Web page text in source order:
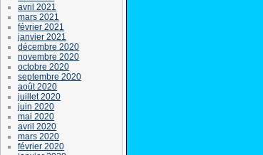
avril 2021
mars 2021
février 2021
janvier 2021
décembre 2020
novembre 2020
octobre 2020
septembre 2020
août 2020
juillet 2020
juin 2020
mai 2020
avril 2020
mars 2020
février 2020